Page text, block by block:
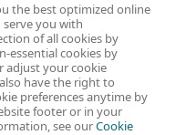
ESETi foorum
the best optimized online
serve you with
of all cookies by
essential cookies by
adjust your cookie
have the right to
preferences anytime by
footer or in your
see ourCookie